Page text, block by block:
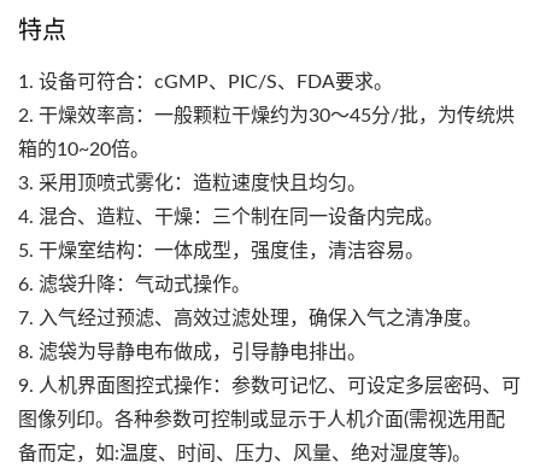
特点
1. 设备可符合：cGMP、PIC/S、FDA要求。
2. 干燥效率高：一般颗粒干燥约为30～45分/批，为传统烘
箱的10~20倍。
3. 采用顶喷式雾化：造粒速度快且均匀。
4. 混合、造粒、干燥：三个制在同一设备内完成。
5. 干燥室结构：一体成型，强度佳，清洁容易。
6. 滤袋升降：气动式操作。
7. 入气经过预滤、高效过滤处理，确保入气之清净度。
8. 滤袋为导静电布做成，引导静电排出。
9. 人机界面图控式操作：参数可记忆、可设定多层密码、可
图像列印。各种参数可控制或显示于人机介面(需视选用配
备而定，如:温度、时间、压力、风量、绝对湿度等)。